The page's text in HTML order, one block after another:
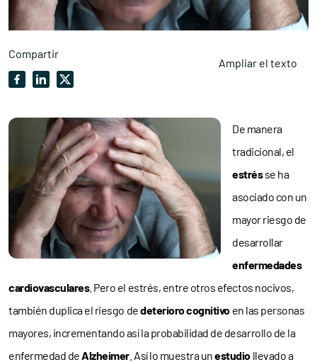
Compartir
Ampliar el texto
De manera
tradicional, el
estrésse ha
asociado con un
mayor riesgo de
desarrollar
enfermedades
cardiovasculares. Pero el estrés, entre otros efectos nocivos,
también duplica el riesgo dedeterioro cognitivoen las personas
mayores, incrementando así la probabilidad de desarrollo de la
enfermedad de Alzheimer. Así lo muestra unestudio llevado a